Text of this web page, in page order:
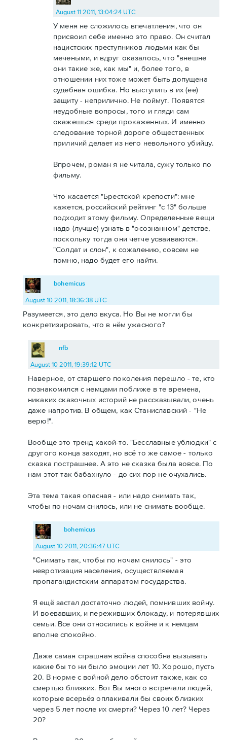
August 11 2011, 13:04:24 UTC
У меня не сложилось впечатления, что он
присвоил себе именно это право. Он считал
нацистских преступников людьми как бы
мечеными, и вдруг оказалось, что "внешне
они такие же, как мы" и, более того, в
отношении них тоже может быть допущена
судебная ошибка. Но выступить в их (ее)
защиту - неприлично. Не поймут. Появятся
неудобные вопросы, того и гляди сам
окажешься среди прокаженных. И именно
следование торной дороге общественных
приличий делает из него невольного убийцу.
Впрочем, роман я не читала, сужу только по
фильму.
Что касается "Брестской крепости": мне
кажется, российский рейтинг "с 13" больше
подходит этому фильму. Определенные вещи
надо (лучше) узнать в "осознанном" детстве,
поскольку тогда они четче усваиваются.
"Солдат и слон", к сожалению, совсем не
помню, надо будет его найти.
bohemicus
August 10 2011, 18:36:38 UTC
Разумеется, это дело вкуса. Но Вы не могли бы
конкретизировать, что в нём ужасного?
nfb
August 10 2011, 19:39:12 UTC
Наверное, от старшего поколения перешло - те, кто
познакомился с немцами поближе в те времена,
никаких сказочных историй не рассказывали, очень
даже напротив. В общем, как Станиславский - "Не
верю!".
Вообще это тренд какой-то. "Бесславные ублюдки" с
другого конца заходят, но всё то же самое - только
сказка пострашнее. А это не сказка была вовсе. По
нам этот так бабахнуло - до сих пор не очухались.
Эта тема такая опасная - или надо снимать так,
чтобы по ночам снилось, или не снимать вообще.
bohemicus
August 10 2011, 20:36:47 UTC
"Снимать так, чтобы по ночам снилось" - это
невротизация населения, осуществляемая
пропагандистским аппаратом государства.
Я ещё застал достаточно людей, помнивших войну.
И воевавших, и переживших блокаду, и потерявших
семьи. Все они относились к войне и к немцам
вполне спокойно.
Даже самая страшная война способна вызывать
какие бы то ни было эмоции лет 10. Хорошо, пусть
20. В норме с войной дело обстоит также, как со
смертью близких. Вот Вы много встречали людей,
которые всерьёз оплакивали бы своих близких
через 5 лет после их смерти? Через 10 лет? Через
20?